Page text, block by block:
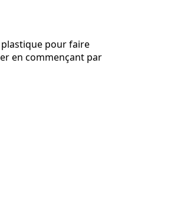
pour faire
en commençant par